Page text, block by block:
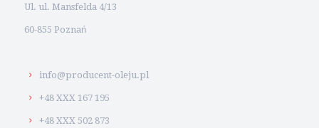
Ul. ul. Mansfelda 4/13
60-855 Poznań
info@producent-oleju.pl
+48 XXX 167 195
+48 XXX 502 873